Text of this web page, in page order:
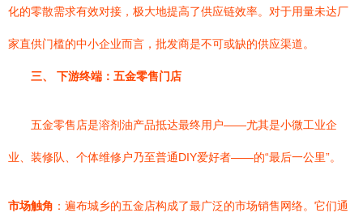
化的零散需求有效对接，极大地提高了供应链效率。对于用量未达厂
家直供门槛的中小企业而言，批发商是不可或缺的供应渠道。
三、 下游终端：五金零售门店
五金零售店是溶剂油产品抵达最终用户——尤其是小微工业企
业、装修队、个体维修户乃至普通DIY爱好者——的“最后一公里”。
市场触角 ：遍布城乡的五金店构成了最广泛的市场销售网络。它们通